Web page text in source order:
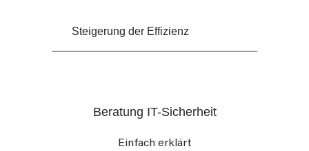
Steigerung der Effizienz
Beratung IT-Sicherheit
Einfach erklärt